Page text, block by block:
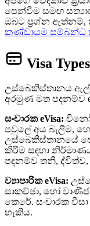
පෙන්වීම සමඟ
ඔබට ප්‍රශ්න ඇත්නම්,
කණ්ඩායම සම්බන්ධ
Visa
උස්බෙකිස්තානය
අරමුණ මත පදනම්ව
සංචාරක eVisa:
පවුලේ අය බැලීම,
උස්බෙකිස්තානයේ
කිරීම සඳහා
පදනම්ව තනි,
ව්‍යාපාරික eVisa:
සාකච්ඡා, හෝ
කෙරේ. සංචාරක
හැකිය.